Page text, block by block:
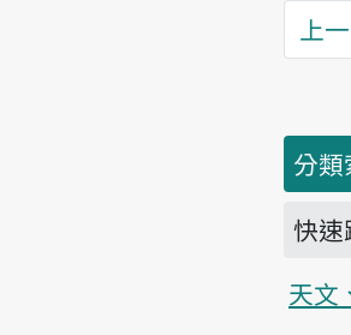
上
分類
快速
天文